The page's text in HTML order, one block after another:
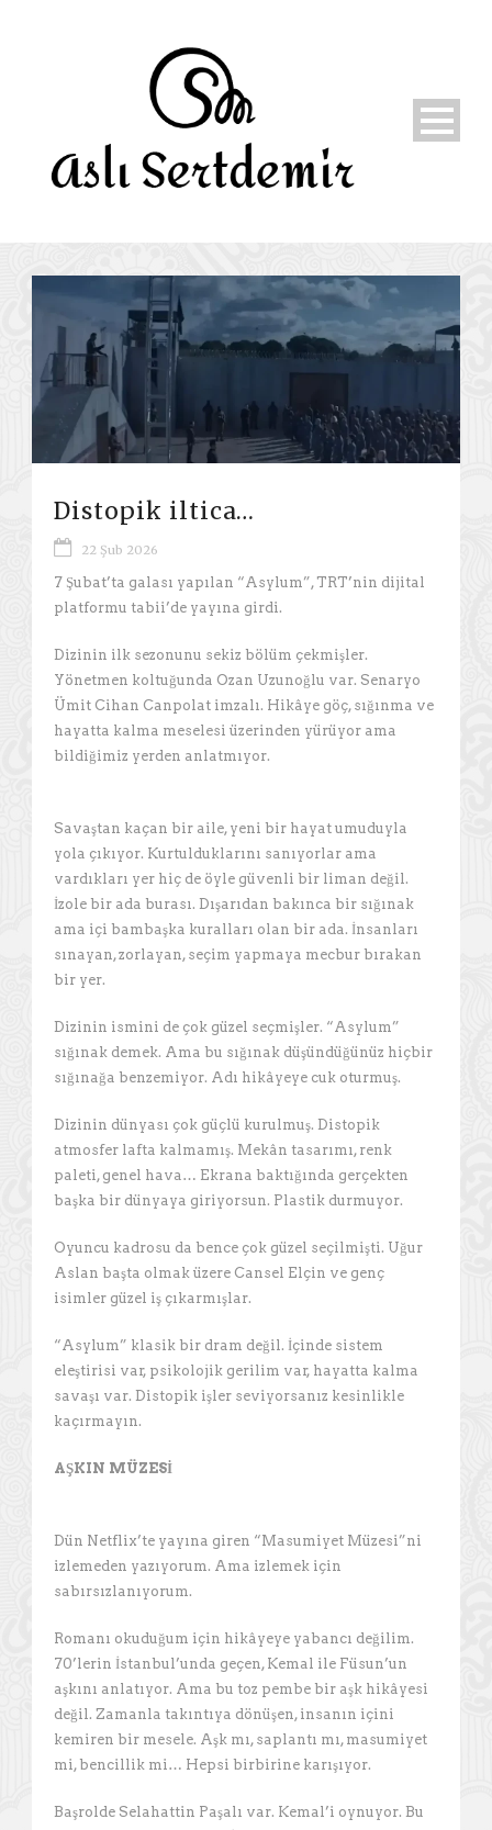
Distopik iltica…
22 Şub 2026
7 Şubat’ta galası yapılan “Asylum”, TRT’nin dijital
platformu tabii’de yayına girdi.
Dizinin ilk sezonunu sekiz bölüm çekmişler.
Yönetmen koltuğunda Ozan Uzunoğlu var. Senaryo
Ümit Cihan Canpolat imzalı. Hikâye göç, sığınma ve
hayatta kalma meselesi üzerinden yürüyor ama
bildiğimiz yerden anlatmıyor.
Savaştan kaçan bir aile, yeni bir hayat umuduyla
yola çıkıyor. Kurtulduklarını sanıyorlar ama
vardıkları yer hiç de öyle güvenli bir liman değil.
İzole bir ada burası. Dışarıdan bakınca bir sığınak
ama içi bambaşka kuralları olan bir ada. İnsanları
sınayan, zorlayan, seçim yapmaya mecbur bırakan
bir yer.
Dizinin ismini de çok güzel seçmişler. “Asylum”
sığınak demek. Ama bu sığınak düşündüğünüz hiçbir
sığınağa benzemiyor. Adı hikâyeye cuk oturmuş.
Dizinin dünyası çok güçlü kurulmuş. Distopik
atmosfer lafta kalmamış. Mekân tasarımı, renk
paleti, genel hava… Ekrana baktığında gerçekten
başka bir dünyaya giriyorsun. Plastik durmuyor.
Oyuncu kadrosu da bence çok güzel seçilmişti. Uğur
Aslan başta olmak üzere Cansel Elçin ve genç
isimler güzel iş çıkarmışlar.
“Asylum” klasik bir dram değil. İçinde sistem
eleştirisi var, psikolojik gerilim var, hayatta kalma
savaşı var. Distopik işler seviyorsanız kesinlikle
kaçırmayın.
AŞKIN MÜZESİ
Dün Netflix’te yayına giren “Masumiyet Müzesi”ni
izlemeden yazıyorum. Ama izlemek için
sabırsızlanıyorum.
Romanı okuduğum için hikâyeye yabancı değilim.
70’lerin İstanbul’unda geçen, Kemal ile Füsun’un
aşkını anlatıyor. Ama bu toz pembe bir aşk hikâyesi
değil. Zamanla takıntıya dönüşen, insanın içini
kemiren bir mesele. Aşk mı, saplantı mı, masumiyet
mi, bencillik mi… Hepsi birbirine karışıyor.
Başrolde Selahattin Paşalı var. Kemal’i oynuyor. Bu